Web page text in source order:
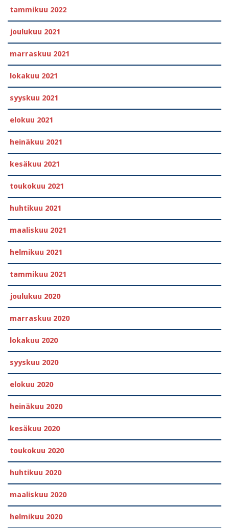
tammikuu 2022
joulukuu 2021
marraskuu 2021
lokakuu 2021
syyskuu 2021
elokuu 2021
heinäkuu 2021
kesäkuu 2021
toukokuu 2021
huhtikuu 2021
maaliskuu 2021
helmikuu 2021
tammikuu 2021
joulukuu 2020
marraskuu 2020
lokakuu 2020
syyskuu 2020
elokuu 2020
heinäkuu 2020
kesäkuu 2020
toukokuu 2020
huhtikuu 2020
maaliskuu 2020
helmikuu 2020